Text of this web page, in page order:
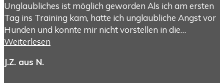
Unglaubliches ist möglich geworden Als ich am ersten
Tag ins Training kam, hatte ich unglaubliche Angst vor
Hunden und konnte mir nicht vorstellen in die…
Weiterlesen
J.Z. aus N.